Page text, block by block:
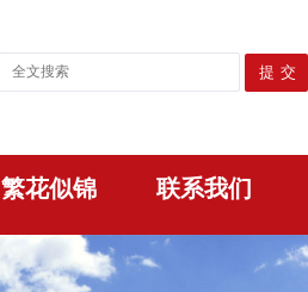
繁花似锦 联系我们